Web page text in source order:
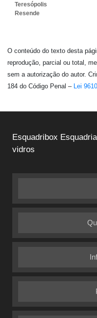
Teresópolis
Resende
O conteúdo do texto desta
reprodução, parcial ou total,
sem a autorização do autor.
184 do Código Penal – Lei
Esquadribox
vidros